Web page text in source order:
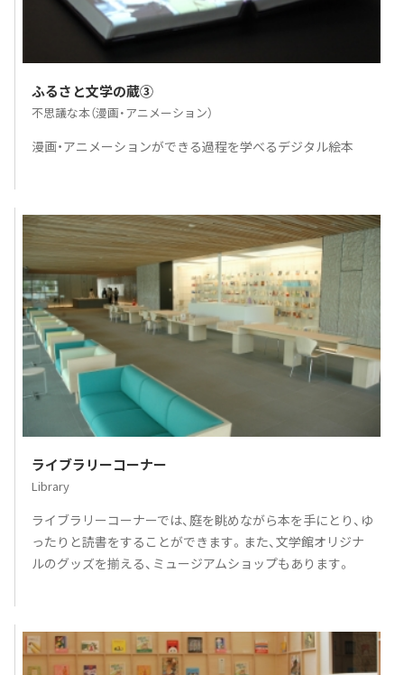
ふるさと文学の蔵③
不思議な本（漫画・アニメーション）
漫画・アニメーションができる過程を学べるデジタル絵本
ライブラリーコーナー
Library
ライブラリーコーナーでは、庭を眺めながら本を手にとり、ゆ
ったりと読書をすることができます。また、文学館オリジナ
ルのグッズを揃える、ミュージアムショップもあります。